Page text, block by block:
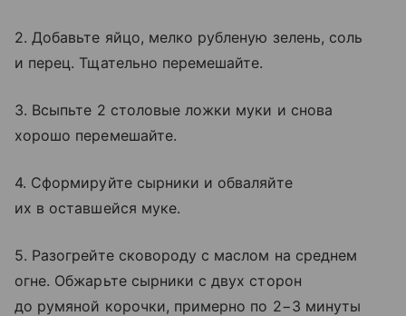
2. Добавьте яйцо, мелко рубленую зелень, соль
и перец. Тщательно перемешайте.
3. Всыпьте 2 столовые ложки муки и снова
хорошо перемешайте.
4. Сформируйте сырники и обваляйте
их в оставшейся муке.
5. Разогрейте сковороду с маслом на среднем
огне. Обжарьте сырники с двух сторон
до румяной корочки, примерно по 2−3 минуты